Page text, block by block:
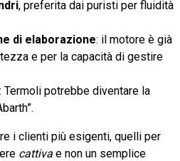
, preferita dai puristi per fluidità
di elaborazione: il motore è già
e per la capacità di gestire
: Termoli potrebbe diventare la
i clienti più esigenti, quelli per
cattiva e non un semplice